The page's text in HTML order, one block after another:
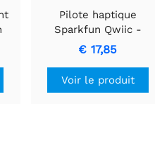
Pilote haptique
Sparkfun Qwiic -
DA7280
€ 17,85
Voir le produit